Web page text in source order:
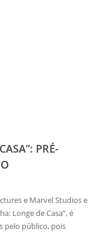
PRÉ-
e Marvel Studios e
Longe de Casa”, é
pelo público, pois